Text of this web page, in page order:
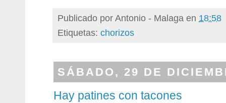
Publicado porAntonio - Malaga en 18:58
Etiquetas: chorizos
SÁBADO, 29 DE
Hay patines con tacones